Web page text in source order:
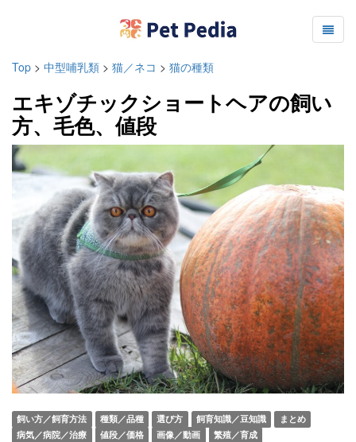
Top > 中型哺乳類 > 猫／ネコ > 猫の種類
エキゾチックショートヘアの飼い
方、毛色、値段
飼い方／飼育方法 種類／品種 選び方 飼育知識／豆知識
まとめ
病気／病院／治療
値段／価格 画像／動画
繁殖／育成